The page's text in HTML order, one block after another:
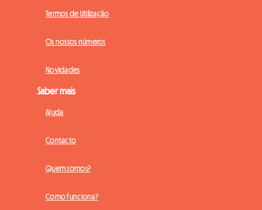
Termos de Utilização
Os nossos números
Novidades
Saber mais
Ajuda
Contacto
Quem somos?
Como funciona?